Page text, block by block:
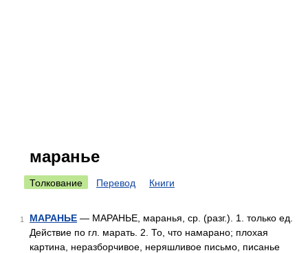
маранье
Толкование Перевод Книги
1 МАРАНЬЕ — МАРАНЬЕ, маранья, ср. (разг.). 1. только ед.
Действие по гл. марать. 2. То, что намарано; плохая
картина, неразборчивое, неряшливое письмо, писанье